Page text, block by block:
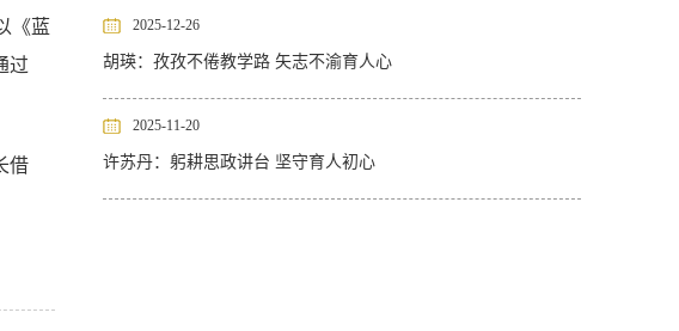
《蓝
过
借
2025-12-26
胡瑛：孜孜不倦教学路 矢志不渝育人心
2025-11-20
许苏丹：躬耕思政讲台 坚守育人初心